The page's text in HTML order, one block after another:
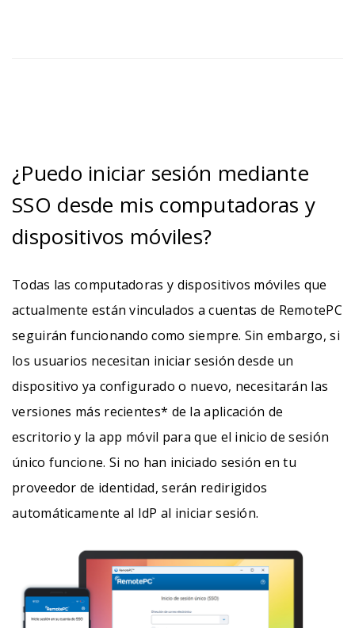
¿Puedo iniciar sesión mediante
SSO desde mis computadoras y
dispositivos móviles?
Todas las computadoras y dispositivos móviles que
actualmente están vinculados a cuentas de RemotePC
seguirán funcionando como siempre. Sin embargo, si
los usuarios necesitan iniciar sesión desde un
dispositivo ya configurado o nuevo, necesitarán las
versiones más recientes* de la aplicación de
escritorio y la app móvil para que el inicio de sesión
único funcione. Si no han iniciado sesión en tu
proveedor de identidad, serán redirigidos
automáticamente al IdP al iniciar sesión.